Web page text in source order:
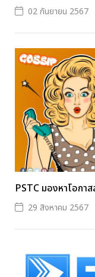
02 กันยายน 2567
PSTC มองหาโอกา
29 สิงหาคม 2567